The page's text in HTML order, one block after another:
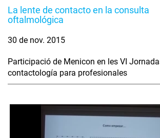
La lente de contacto en la consulta
oftalmológica
30 de nov. 2015
Participació de Menicon en les VI
contactología para profesionales